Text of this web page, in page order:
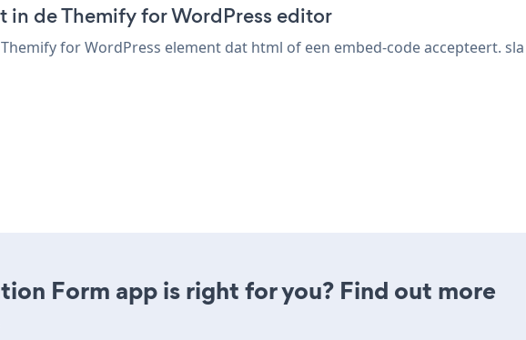
de Themify for WordPress editor
for WordPress element dat html of een embed-code accepteert.
Form app is right for you? Find out more